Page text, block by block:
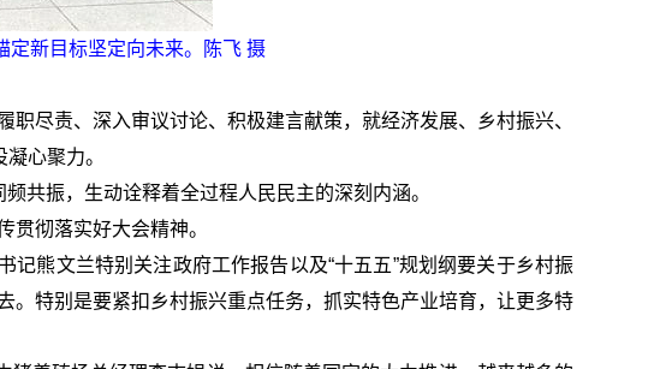
定新目标坚定向未来。陈飞 摄
尽责、深入审议讨论、积极建言献策，就经济发展、乡村振兴、
心聚力。
共振，生动诠释着全过程人民民主的深刻内涵。
彻落实好大会精神。
熊文兰特别关注政府工作报告以及“十五五”规划纲要关于乡村振
特别是要紧扣乡村振兴重点任务，抓实特色产业培育，让更多特